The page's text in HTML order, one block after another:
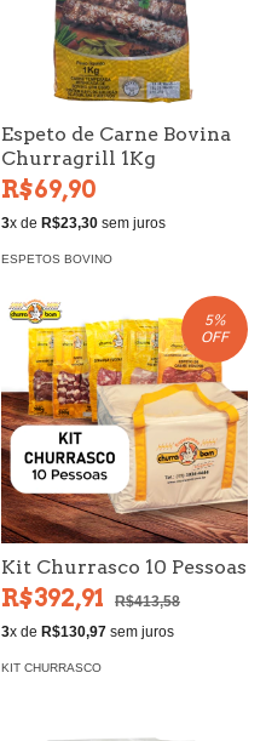
Espeto de Carne Bovina
Churragrill 1Kg
R$69,90
3x de R$23,30 sem juros
ESPETOS BOVINO
5%
OFF
Kit Churrasco 10 Pessoas
R$392,91
R$413,58
3x de R$130,97 sem juros
KIT CHURRASCO